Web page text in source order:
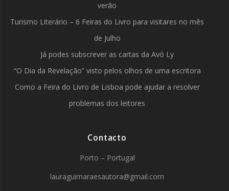
verão
Turismo Literário – 6 Feiras do Livro para visitares no mês
de Julho
Já podes subscrever as cartas da Avó Ly
“O Dia da Revelação” visto pelos olhos de uma escritora
Como a Feira do Livro de Lisboa pode ajudar a resolver
problemas dos leitores
Contacto
Porto – Portugal
lauraguimaraesautora@gmail.com